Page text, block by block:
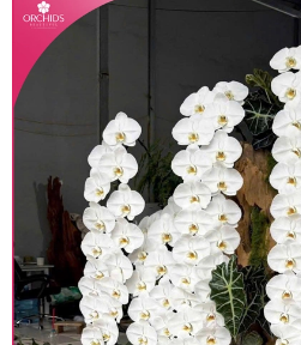
Lưu ý trước khi đặt
• Về cây hoa: Một chậu
hoàn chỉnh sẽ được phối